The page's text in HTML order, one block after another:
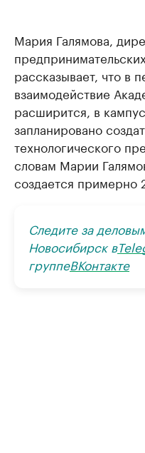
Мария Галямова,
рассказывает, что в
взаимодействие
расширится, в
запланировано
технологического
словам Марии
создается примерно
Следите за
Новосибирск в
группеВКонтакте